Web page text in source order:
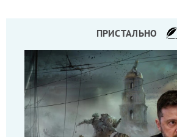
ПРИСТАЛЬНО